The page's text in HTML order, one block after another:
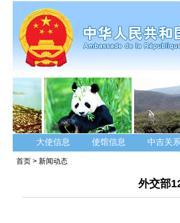
大使信息 使馆信息 中吉关系
首页 > 新闻动态
外交部